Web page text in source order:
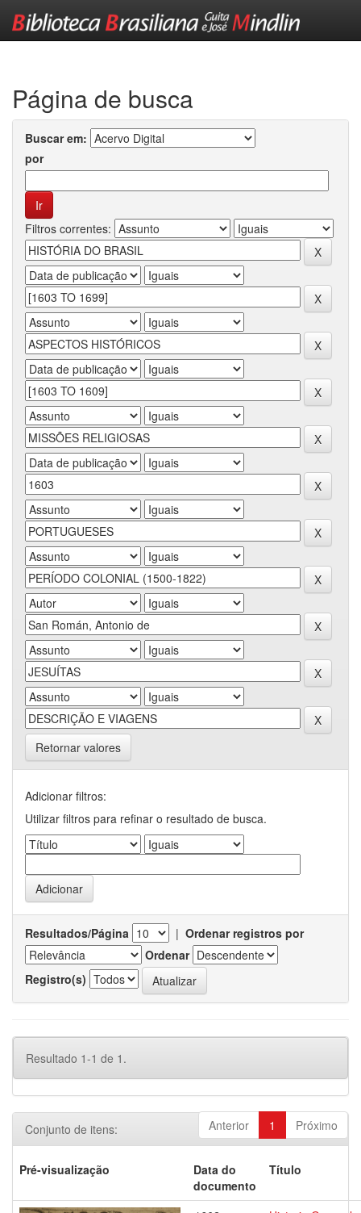
Página de busca
Buscar em:
por
Filtros correntes:
Retornar valores
Adicionar filtros:
Utilizar filtros para refinar o resultado de busca.
Resultados/Página | Ordenar registros por
Ordenar
Registro(s)
Resultado 1-1 de 1.
Anterior 1 Próximo
Conjunto de itens:
Pré-visualização
Data do
documento
Título